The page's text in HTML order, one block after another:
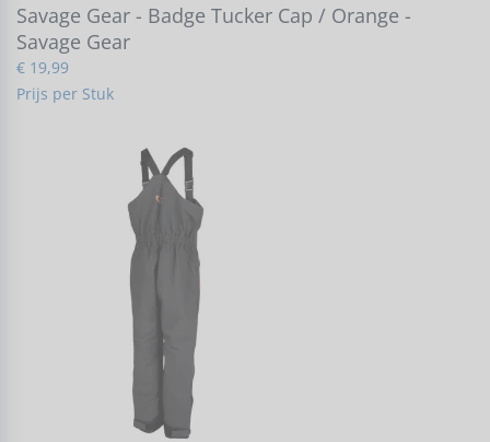
Savage Gear - Badge Tucker Cap / Orange -
Savage Gear
€ 19,99
Prijs per Stuk